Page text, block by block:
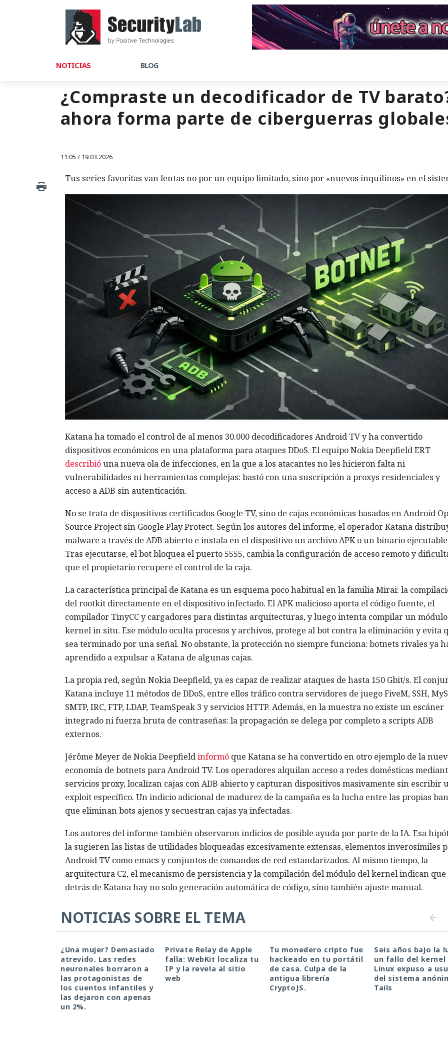
NOTICIAS BLOG
¿Compraste un decodificador de TV
ahora forma parte de ciberguerras
11:05 / 19.03.2026
Tus series favoritas van lentas no por un equipo limitado, sino por «nuevos inquilinos» en el
Katana ha tomado el control de al menos 30.000 decodificadores Android TV y ha convertido
dispositivos económicos en una plataforma para ataques DDoS. El equipo Nokia Deepfield ERT
describióuna nueva ola de infecciones, en la que a los atacantes no les hicieron falta ni
vulnerabilidades ni herramientas complejas: bastó con una suscripción a proxys residenciales y
acceso a ADB sin autenticación.
No se trata de dispositivos certificados Google TV, sino de cajas económicas basadas en Android
Source Project sin Google Play Protect. Según los autores del informe, el operador Katana
malware a través de ADB abierto e instala en el dispositivo un archivo APK o un binario ejecutable
Tras ejecutarse, el bot bloquea el puerto 5555, cambia la configuración de acceso remoto y
que el propietario recupere el control de la caja.
La característica principal de Katana es un esquema poco habitual en la familia Mirai: la
del rootkit directamente en el dispositivo infectado. El APK malicioso aporta el código fuente, el
compilador TinyCC y cargadores para distintas arquitecturas, y luego intenta compilar un
kernel in situ. Ese módulo oculta procesos y archivos, protege al bot contra la eliminación y evita
sea terminado por una señal. No obstante, la protección no siempre funciona: botnets rivales ya
aprendido a expulsar a Katana de algunas cajas.
La propia red, según Nokia Deepfield, ya es capaz de realizar ataques de hasta 150 Gbit/s. El
Katana incluye 11 métodos de DDoS, entre ellos tráfico contra servidores de juego FiveM, SSH,
SMTP, IRC, FTP, LDAP, TeamSpeak 3 y servicios HTTP. Además, en la muestra no existe un escáner
integrado ni fuerza bruta de contraseñas: la propagación se delega por completo a scripts ADB
externos.
Jérôme Meyer de Nokia Deepfieldinformóque Katana se ha convertido en otro ejemplo de la
economía de botnets para Android TV. Los operadores alquilan acceso a redes domésticas
servicios proxy, localizan cajas con ADB abierto y capturan dispositivos masivamente sin escribir
exploit específico. Un indicio adicional de madurez de la campaña es la lucha entre las propias
que eliminan bots ajenos y secuestran cajas ya infectadas.
Los autores del informe también observaron indicios de posible ayuda por parte de la IA. Esa
la sugieren las listas de utilidades bloqueadas excesivamente extensas, elementos inverosímiles
Android TV como emacs y conjuntos de comandos de red estandarizados. Al mismo tiempo, la
arquitectura C2, el mecanismo de persistencia y la compilación del módulo del kernel indican que
detrás de Katana hay no solo generación automática de código, sino también ajuste manual.
NOTICIAS SOBRE EL TEMA
¿Una mujer? Demasiado
atrevido. Las redes
neuronales borraron a
las protagonistas de
los cuentos infantiles y
las dejaron con apenas
un 2%.
Private Relay de Apple
falla: WebKit localiza tu
IP y la revela al sitio
web
Tu monedero cripto fue
hackeado en tu portátil
de casa. Culpa de la
antigua librería
CryptoJS.
Seis años bajo la
un fallo del kernel
Linux expuso a
del sistema
Tails